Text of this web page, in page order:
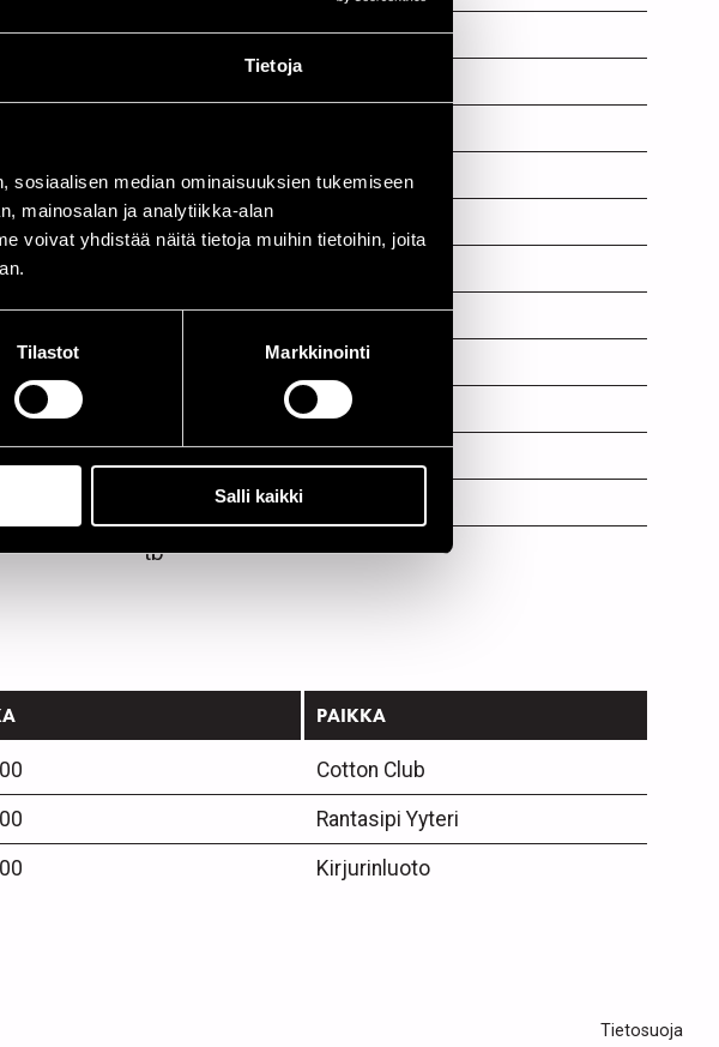
Tietoja
sosiaalisen median ominaisuuksien tukemiseen
mainosalan ja analytiikka-alan
voivat yhdistää näitä tietoja muihin tietoihin, joita
Tilastot Markkinointi
Salli kaikki
sax
b, p, voc, dancer
tb
sax
tp
tb
PAIKKA
Cotton Club
Rantasipi Yyteri
Kirjurinluoto
Tietosuoja